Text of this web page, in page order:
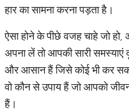
हार का सामना करना पड़ता है।
ऐसा होने के पीछे वजह चाहे जो
अपना लें तो आपकी सारी
और आसान हैं जिसे कोई भी कर
वो कौन से उपाय हैं जो आपको
हैं।